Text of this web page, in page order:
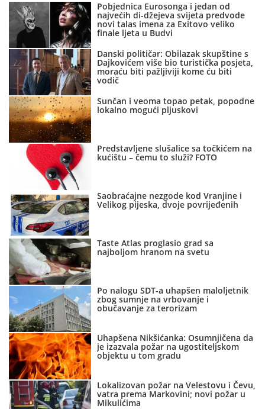
Pobjednica Eurosonga i jedan od
najvećih di-džejeva svijeta predvode
novi talas imena za Exitovo veliko
finale ljeta u Budvi
Danski političar: Obilazak skupštine s
Dajkovićem više bio turistička posjeta,
moraću biti pažljiviji kome ću biti
vodič
Sunčan i veoma topao petak, popodne
lokalno mogući pljuskovi
Predstavljene slušalice sa točkićem na
kućištu – čemu to služi? FOTO
Saobraćajne nezgode kod Vranjine i
Velikog pijeska, dvoje povrijeđenih
Taste Atlas proglasio grad sa
najboljom hranom na svetu
Po nalogu SDT-a uhapšen maloljetnik
zbog sumnje na vrbovanje i
obučavanje za terorizam
Uhapšena Nikšićanka: Osumnjičena da
je izazvala požar na ugostiteljskom
objektu u tom gradu
Lokalizovan požar na Velestovu i Čevu,
vatra prema Markovini; novi požar u
Mikulićima